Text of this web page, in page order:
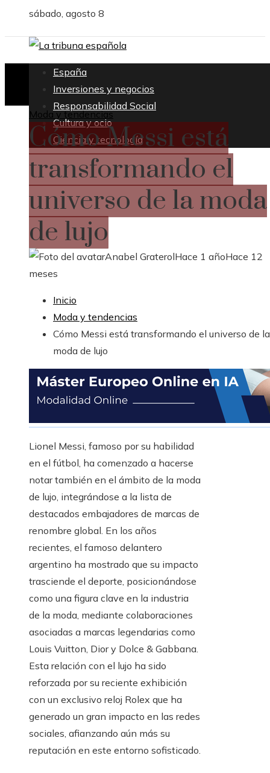
sábado, agosto 8
España
Inversiones y negocios
Responsabilidad Social
Cultura y ocio
Ciencia y tecnología
Moda y tendencias
Cómo Messi está
transformando el
universo de la moda
de lujo
Anabel GraterolHace 1 añoHace 12
meses
Inicio
Moda y tendencias
Cómo Messi está transformando el universo de la
moda de lujo
Lionel Messi, famoso por su habilidad
en el fútbol, ha comenzado a hacerse
notar también en el ámbito de la moda
de lujo, integrándose a la lista de
destacados embajadores de marcas de
renombre global. En los años
recientes, el famoso delantero
argentino ha mostrado que su impacto
trasciende el deporte, posicionándose
como una figura clave en la industria
de la moda, mediante colaboraciones
asociadas a marcas legendarias como
Louis Vuitton, Dior y Dolce & Gabbana.
Esta relación con el lujo ha sido
reforzada por su reciente exhibición
con un exclusivo reloj Rolex que ha
generado un gran impacto en las redes
sociales, afianzando aún más su
reputación en este entorno sofisticado.